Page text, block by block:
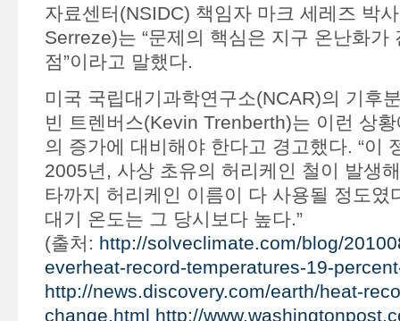
자료센터(NSIDC) 책임자 마크 세레즈 박
Serreze)는 “문제의 핵심은 지구 온난화가
점”이라고 말했다.
미국 국립대기과학연구소(NCAR)의 기후
빈 트렌버스(Kevin Trenberth)는 이런 상
의 증가에 대비해야 한다고 경고했다. “이
2005년, 사상 초유의 허리케인 철이 발생
타까지 허리케인 이름이 다 사용될 정도였
대기 온도는 그 당시보다 높다.”
(출처: http://solveclimate.com/blog/
everheat-record-temperatures-19-
http://news.discovery.com/earth/heat-
change.html http://